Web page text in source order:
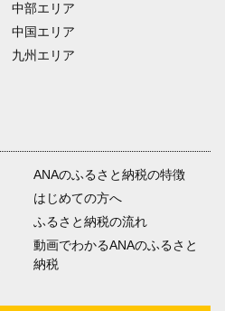
中部エリア
中国エリア
九州エリア
ANAのふるさと納税の特徴
はじめての方へ
ふるさと納税の流れ
動画でわかるANAのふるさと
納税